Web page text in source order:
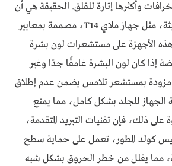
وأكثرها إثارة للقلق. الحقيقة هي أن
أجهزة الليزر المنزلي الحديثة، مثل جهاز ملاي T14، مصممة بمعايير
الأجهزة على مستشعرات لون بشرة
إذا كان لون البشرة غامقًا جدًا وغير
مزودة بمستشعر تلامس يضمن عدم إطلاق
الجهاز للجلد بشكل كامل، مما يمنع
ذلك، فإن تقنيات التبريد المتقدمة،
كولد المطور، تعمل على حماية سطح
مما يقلل من خطر الحروق بشكل شبه